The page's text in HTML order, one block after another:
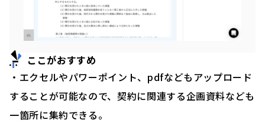
ここがおすすめ
・エクセルやパワーポイント、pdfなどもアップロード
することが可能なので、契約に関連する企画資料なども
一箇所に集約できる。